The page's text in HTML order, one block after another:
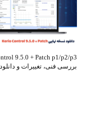
بررسی فنی، تغییرات و دانلود